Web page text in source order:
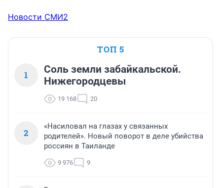
Новости СМИ2
ТОП 5
1
Соль земли забайкальской.
Нижегородцевы
19 168 20
2
«Насиловал на глазах у связанных
родителей». Новый поворот в деле убийства
россиян в Таиланде
9 976 9